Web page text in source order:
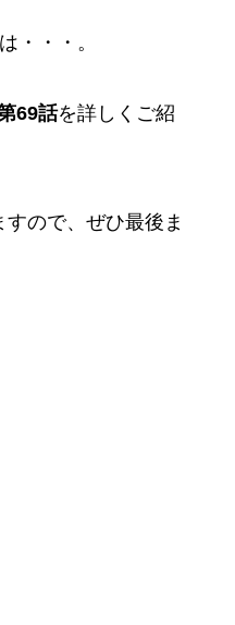
・・・。
69話を詳しくご紹
ので、ぜひ最後ま